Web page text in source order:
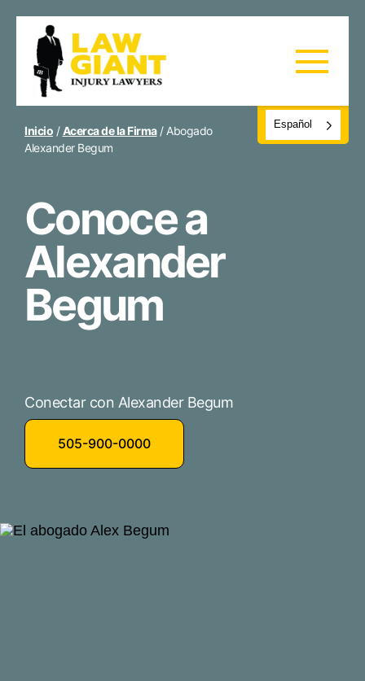
Español
Inicio /Acerca de la Firma/ Abogado
Alexander Begum
Conoce a
Alexander
Begum
Conectar con Alexander Begum
505-900-0000